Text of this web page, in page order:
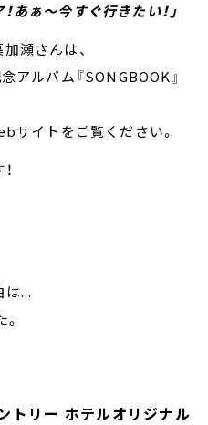
～今すぐ行きたい！」
瀬さんは、
アルバム『SONGBOOK』
サイトをご覧ください。
...
トリー ホテルオリジナル